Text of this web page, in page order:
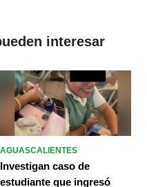
interesar
AGUASCALIENTES
Investigan caso de
estudiante que ingresó